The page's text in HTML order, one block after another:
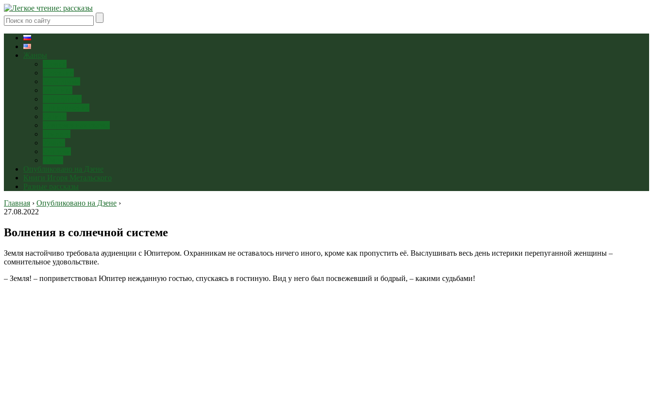
Жанры
Опубликовано на Дзене
Книги Игоря Метальского
Разные рассказы
Главная › Опубликовано на Дзене ›
27.08.2022
Волнения в солнечной системе
Земля настойчиво требовала аудиенции с Юпитером. Охранникам не оставалось ничего иного, кроме как пропустить её. Выслушивать весь день истерики перепуганной женщины –
сомнительное удовольствие.
– Земля! – поприветствовал Юпитер нежданную гостью, спускаясь в гостиную. Вид у него был посвежевший и бодрый, – какими судьбами!